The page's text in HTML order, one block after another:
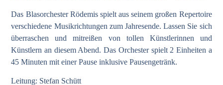
Das Blasorchester Rödemis spielt aus seinem großen Repertoire
verschiedene Musikrichtungen zum Jahresende. Lassen Sie sich
überraschen und mitreißen von tollen Künstlerinnen und
Künstlern an diesem Abend. Das Orchester spielt 2 Einheiten a
45 Minuten mit einer Pause inklusive Pausengetränk.
Leitung: Stefan Schütt